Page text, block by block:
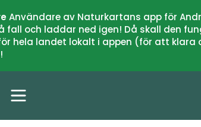
Användare av Naturkartans app för
och laddar ned igen! Då skall den
hela landet lokalt i appen (för att